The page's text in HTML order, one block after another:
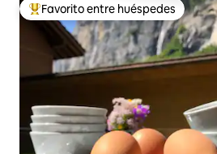
Favorito entre huéspedes preferido
Favorito entre huéspedes